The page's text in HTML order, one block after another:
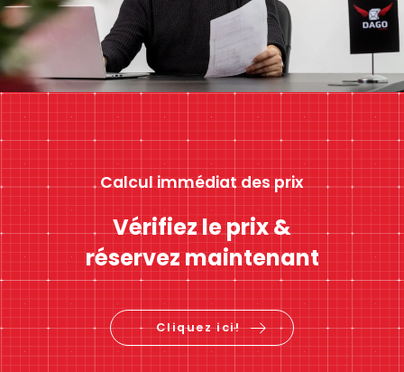
Calcul immédiat des prix
Vérifiez le prix &
réservez maintenant
Cliquez ici!